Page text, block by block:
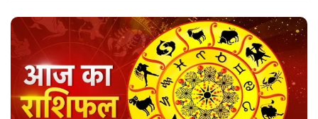
रहेगा. इसके बाद आर्द्रा नक्षत्र लग जाएगा.